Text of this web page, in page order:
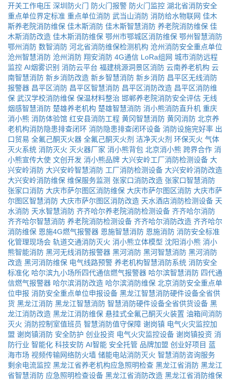
开关工作电压 深圳防火门 防火门报警 防火门监控 湖北省消防安全
重点单位界定标准 重点单位消防 武当山消防 消防给水物联网 佳木
斯养老院消防维保 佳木斯消防 佳木斯智慧消防 养老院消防维保 佳
木斯消防改造 佳木斯消防维保 鄂州市鄂城区消防维保 鄂州智慧消防
鄂州消防 数智消防 河北省消防维保检测机构 沧州消防安全重点单位
沧州智慧消防 沧州消防 翔安消防 4G通信 LoRa组网 城市消防远程
监控 AI烟雾识别 消防云平台 福建桃源洞景区消防 云南养老机构 云
南智慧消防 新乡消防改造 新乡智慧消防 新乡消防 昌平区无线消防
报警器 昌平区消防 昌平区智慧消防 昌平区消防改造 昌平区消防维
保 武汉学校消防维保 保温材料整治 邯郸养老院消防安全评估 无线
烟感智慧消防 楚雄养老机构 楚雄智慧消防 消小熊消防直升机 重庆
消小熊 消防体验馆 红安县消防工程 黄冈智慧消防 黄冈消防 北京养
老机构消防隐患排查闭环 消防隐患排查闭环设备 消防设施完好率 出
口贸易 全氟己酮灭火器 全氟己酮灭火剂 洁净灭火剂 环保灭火 气体
灭火系统 消防灭火 灭火器厂家 消小熊背包 北京消小熊 跨界合作 消
小熊宣传大使 文创开发 消小熊品牌 大兴安岭工厂消防检测设备 大
兴安岭消防 大兴安岭智慧消防 工厂消防检测设备 大兴安岭消防改造
大兴安岭消防维保 维保服务监测 张家口消防改造 张家口智慧消防
张家口消防 大庆市萨尔图区消防维保 大庆市萨尔图区消防 大庆市萨
尔图区智慧消防 大庆市萨尔图区消防改造 天水酒店消防检测设备 天
水消防 天水智慧消防 齐齐哈尔养老院消防检测设备 齐齐哈尔消防
齐齐哈尔智慧消防 养老院消防检测设备 齐齐哈尔消防改造 齐齐哈尔
消防维保 恩施4G燃气报警器 恩施智慧消防 恩施消防 消防安全标准
化管理现场会 轨道交通消防灭火 消小熊立体模型 沈阳消小熊 消小
熊智能消防 黑河无线消防报警器 黑河消防 黑河智慧消防 黑河消防
改造 黑河消防维保 电气线路预警 养老机构智慧消防系统 消防安全
标准化 哈尔滨九小场所四代通信燃气报警器 哈尔滨智慧消防 四代通
信燃气报警器 哈尔滨消防改造 哈尔滨消防维保 北京消防安全重点单
位申报 消防安全重点单位申报设备 黑龙江智慧消防硬件设备全省供
货 黑龙江消防 黑龙江智慧消防 智慧消防硬件设备全省供货设备 黑
龙江消防改造 黑龙江消防维保 悬挂式全氟己酮灭火装置 油箱间消防
灭火 消防控制室值班员 智慧消防值守保障 谢岗镇 电气火灾监控加
盟 谢岗镇消防 安全防护 创业投资 电气火灾监控设备 谢岗镇投资 消
防行业 智能化 科技安防 AI智能 安全托管 品牌加盟 创业好项目 蓝
海市场 视频传输网络防火墙 储能电站消防灭火 智慧消防咨询服务
剩余电流监控 黑龙江省养老机构应急照明检查 黑龙江省消防 黑龙江
省智慧消防 应急照明检查设备 黑龙江省消防改造 黑龙江省消防维保